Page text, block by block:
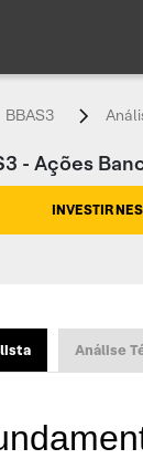
BBAS3
- Ações
INVESTIR
Análise